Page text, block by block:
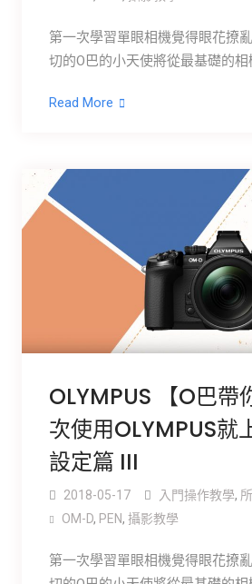
第一次學習單眼相機覺得眼花撩
切的O巴的小天使將從最基礎的相
Read More
OLYMPUS 【O巴帶
次使用OLYMPUS就
設定篇 III
2018-05-17 入門操作教學,
OM-D, PEN, 攝影教學
第一次學習單眼相機覺得眼花撩